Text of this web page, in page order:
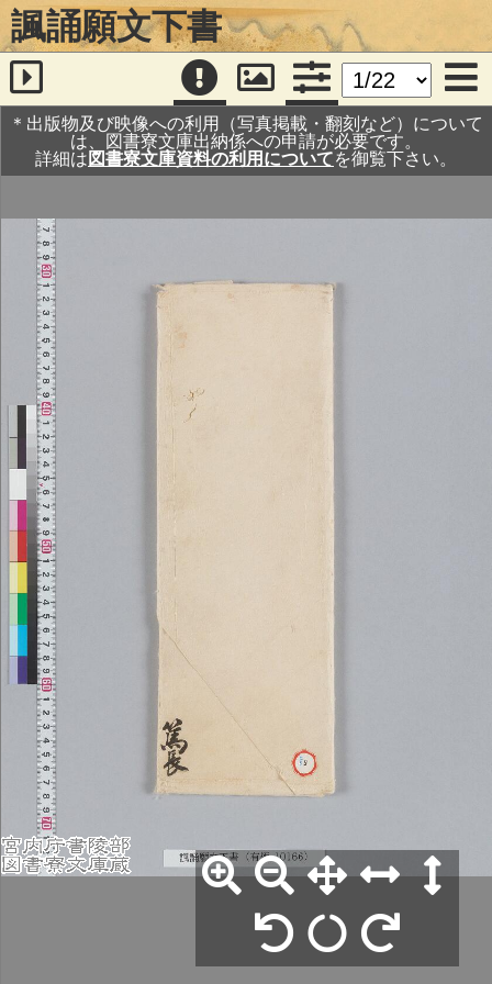
諷誦願文下書
＊出版物及び映像への利用（写真掲載・翻刻など）について
は、図書寮文庫出納係への申請が必要です。
詳細は 図書寮文庫資料の利用についてを御覧下さい。